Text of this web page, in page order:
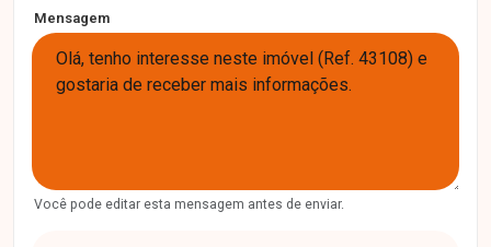
Mensagem
Você pode editar esta mensagem antes de enviar.